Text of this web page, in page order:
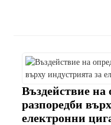
Въздействие на
разпоредби
електронни